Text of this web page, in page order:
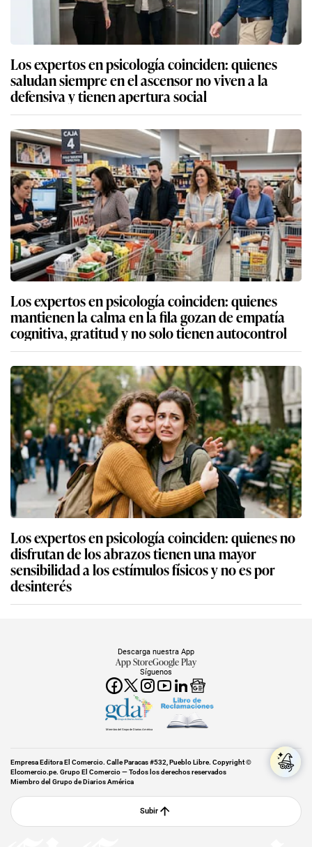
Los expertos en psicología coinciden: quienes
saludan siempre en el ascensor no viven a la
defensiva y tienen apertura social
Los expertos en psicología coinciden: quienes
mantienen la calma en la fila gozan de empatía
cognitiva, gratitud y no solo tienen autocontrol
Los expertos en psicología coinciden: quienes no
disfrutan de los abrazos tienen una mayor
sensibilidad a los estímulos físicos y no es por
desinterés
Síguenos
Descarga nuestra App
App StoreGoogle Play
Miembro del Grupo de Diarios América
Empresa Editora El Comercio. Calle Paracas #532, Pueblo Libre. Copyright ©
Elcomercio.pe. Grupo El Comercio — Todos los derechos reservados
Miembro del Grupo de Diarios América
Subir